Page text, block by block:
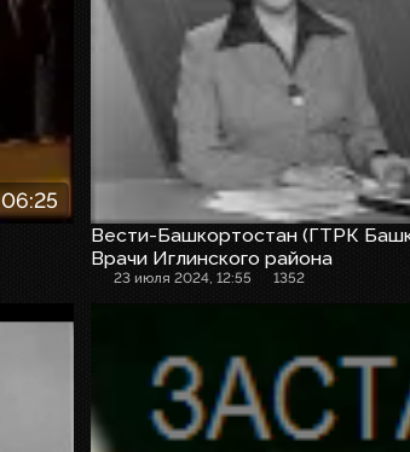
06:25
Вести-Башкортостан (ГТРК
Врачи Иглинского района
23 июля 2024, 12:55 1352